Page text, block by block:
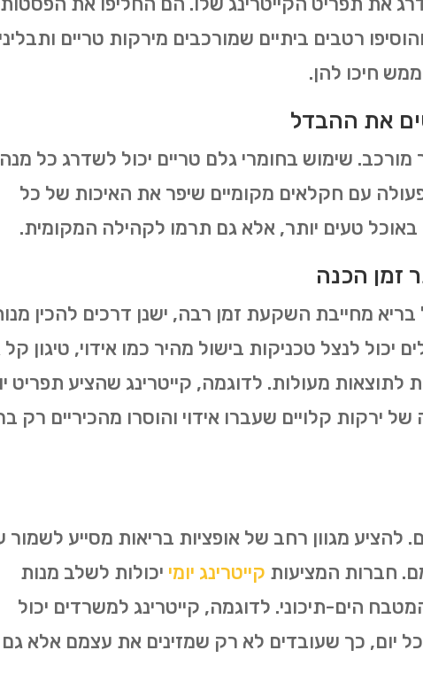
רטבים ביתיים שמורכבים מירקות טריים
חיכו להן.
את ההבדל
מורכב. שימוש בחומרי גלם טריים יכול לשדרג כל
עם חקלאים מקומיים שיפר את האיכות של כל
טעים יותר, אלא גם תרמו לקהילה המקומית.
זמן הכנה
בריא מחייבת השקעת זמן רבה, ישנן דרכים להכין
יכול לנצל טכניקות בישול מהיר כמו אידוי, טיגון קל
לתוצאות מעולות. לדוגמה, קייטרינג שהציע תפריט
ירקות קלויים שעברו אידוי והוסרו מהכיריים רק
להציע מגוון רחב של אופציות בריאות מסייע לשמור
חברות המציעות קייטרינג יומי יכולות לשלב מנות
הים-תיכוני. לדוגמה, קייטרינג למשרדים יכול
יום, כך שעובדים לא רק שמזינים את עצמם אלא גם